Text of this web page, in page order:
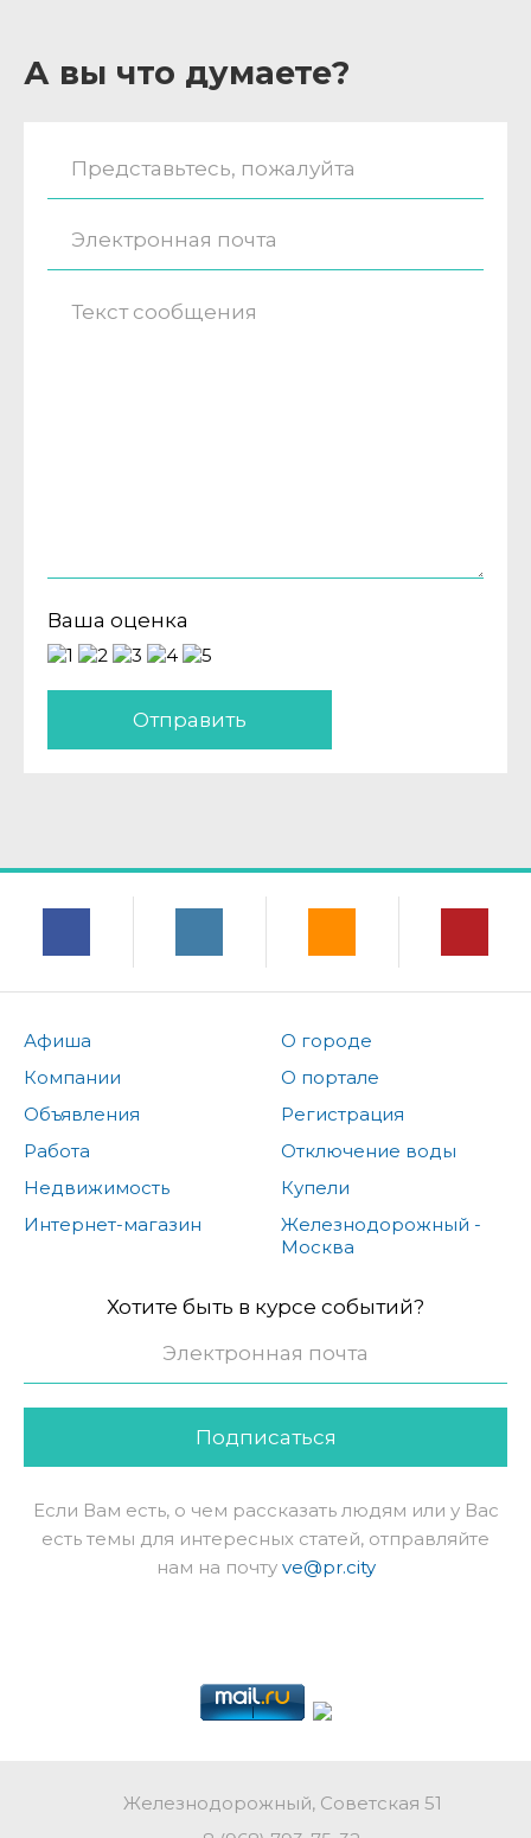
А вы что думаете?
Ваша оценка
Отправить
Афиша
Компании
Объявления
Работа
Недвижимость
Интернет-магазин
О городе
О портале
Регистрация
Отключение воды
Купели
Железнодорожный -
Москва
Хотите быть в курсе событий?
Подписаться
Если Вам есть, о чем рассказать людям или у Вас
есть темы для интересных статей, отправляйте
нам на почту ve@pr.city
Железнодорожный, Советская 51